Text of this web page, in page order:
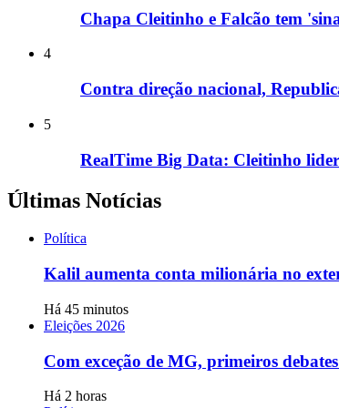
Chapa Cleitinho e Falcão tem
4
Contra direção nacional,
5
RealTime Big Data: Cleitinho
Últimas Notícias
Política
Kalil aumenta conta milionária no
Há 45 minutos
Eleições 2026
Com exceção de MG, primeiros
Há 2 horas